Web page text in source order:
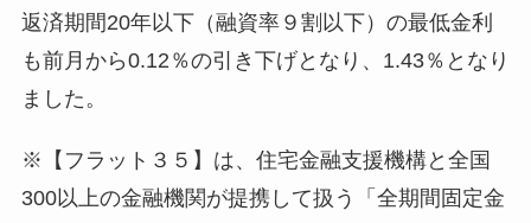
返済期間20年以下（融資率９割以下）の最低金利
も前月から0.12％の引き下げとなり、1.43％となり
ました。
※【フラット３５】は、住宅金融支援機構と全国
300以上の金融機関が提携して扱う「全期間固定金